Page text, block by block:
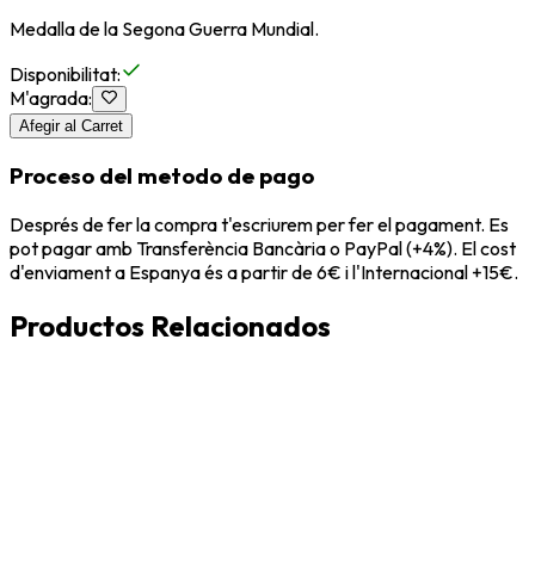
Medalla de la Segona Guerra Mundial.
Disponibilitat:
M'agrada:
Afegir al Carret
Proceso del metodo de pago
Després de fer la compra t'escriurem per fer el pagament. Es
pot pagar amb Transferència Bancària o PayPal (+4%). El cost
d'enviament a Espanya és a partir de 6€ i l'Internacional +15€.
Productos Relacionados